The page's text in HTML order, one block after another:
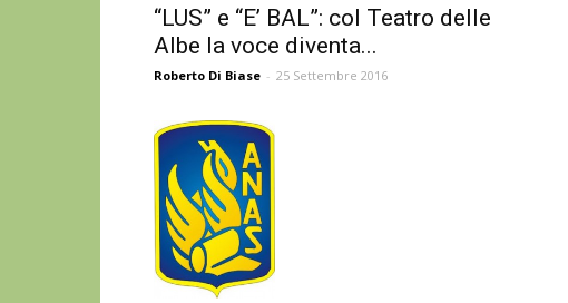
“LUS” e “E’ BAL”: col Teatro delle
Albe la voce diventa...
Roberto Di Biase - 25 Settembre 2016